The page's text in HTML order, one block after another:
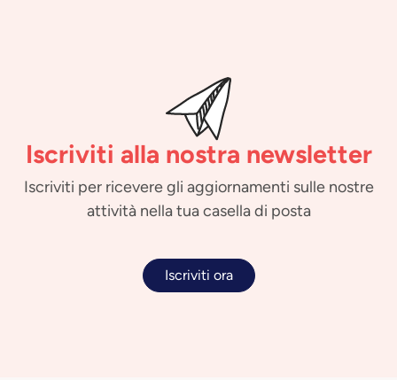
Iscriviti alla nostra newsletter
Iscriviti per ricevere gli aggiornamenti sulle nostre
attività nella tua casella di posta
Iscriviti ora